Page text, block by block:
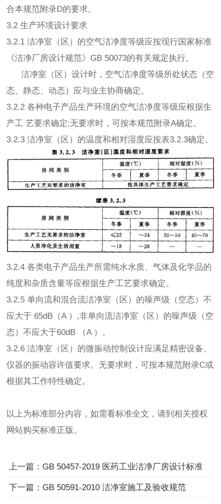
合本规范附录D的要求。
3.2 生产环境设计要求
3.2.1 洁净室（区）的空气洁净度等级应按现行国家标准
《洁净厂房设计规范》GB 50073的有关规定执行。
洁净室（区）设计时，空气洁净度等级所处状态（空
态、静态、动态）应与业主协商确定。
3.2.2 各种电子产品生产环境的空气洁净度等级应根据生
产工 艺要求确定;无要求时，可按本规范附录A确定。
3.2.3 洁净室（区）的温度和相对湿度应按表3.2.3确定。
3.2.4 各类电子产品生产所需纯水水质、气体及化学品的
纯度和杂质含量等应根据生产工艺要求确定。
3.2.5 单向流和混合流洁净室（区）的噪声级（空态）不
应大于 65dB（A ）,非单向流洁净室（区）的噪声级（空
态）不应大于60dB （A ）。
3.2.6 洁净室（区）的微振动控制设计应满足精密设备、
仪器的振动容许值要求。无要求时，可按本规范附录C或
根据其工作特性确定。
以上为标准部分内容，如需看标准全文，请到相关授权
网站购买标准正版。
上一篇：GB 50457-2019 医药工业洁净厂房设计标准
下一篇：GB 50591-2010 洁净室施工及验收规范